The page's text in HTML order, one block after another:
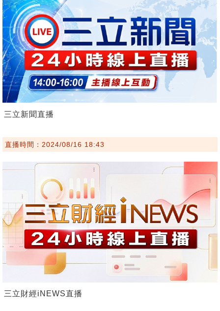
三立新聞直播
直播時間：2024/08/16 18:43
三立財經iNEWS直播